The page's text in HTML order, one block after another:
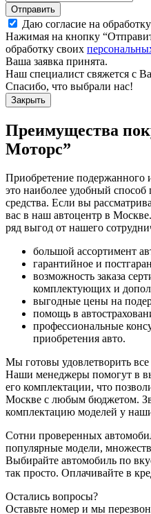
Отправить
Даю согласие на
Нажимая на кнопку
обработку своих
Ваша заявка принята.
Наш специалист свяжется с
Спасибо, что выбрали нас!
Закрыть
Преимущества
Моторс”
Приобретение подержанного
это наиболее удобный
средства. Если вы
вас в наш автоцентр в
ряд выгод от нашего
большой ассортимент
гарантийное и
возможность заказа
комплектующих и
выгодные цены на
помощь в
профессиональные
приобретения авто.
Мы готовы удовлетворить
Наши менеджеры помогут в
его комплектации, что
Москве с любым бюджетом.
комплектацию моделей у
Сотни проверенных
популярные модели,
Выбирайте автомобиль по
так просто. Оплачивайте в
Остались вопросы?
Оставьте номер и мы